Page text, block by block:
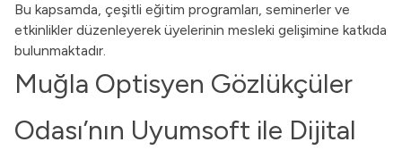
Bu kapsamda, çeşitli eğitim programları, seminerler ve
etkinlikler düzenleyerek üyelerinin mesleki gelişimine katkıda
bulunmaktadır.
Muğla Optisyen Gözlükçüler
Odası’nın Uyumsoft ile Dijital